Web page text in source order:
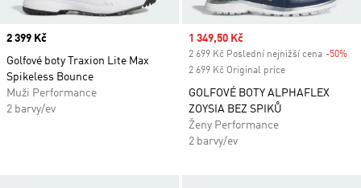
Price
2 399 Kč
Golfové boty Traxion Lite Max
Spikeless Bounce
Muži Performance
2 barvy/ev
Sale price
1 349,50 Kč
2 699 Kč Poslední nejnižší cena -50%
2 699 Kč Original price
GOLFOVÉ BOTY ALPHAFLEX
ZOYSIA BEZ SPIKŮ
Ženy Performance
2 barvy/ev